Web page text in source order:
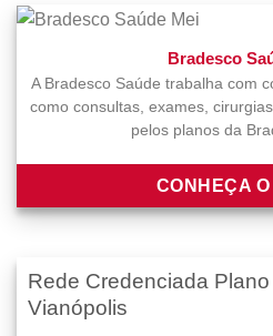
Bradesco
A Bradesco Saúde trabalha com
como consultas, exames,
pelos planos da
CONHEÇA
Rede Credenciada
Vianópolis